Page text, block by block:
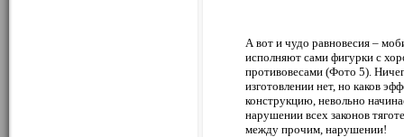
А вот и чудо равновесия –
исполняют сами фигурки с
противовесами (Фото 5).
изготовлении нет, но каков
конструкцию, невольно
нарушении всех законов
между прочим, нарушении!